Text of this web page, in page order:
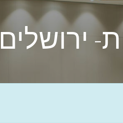
ירושלים